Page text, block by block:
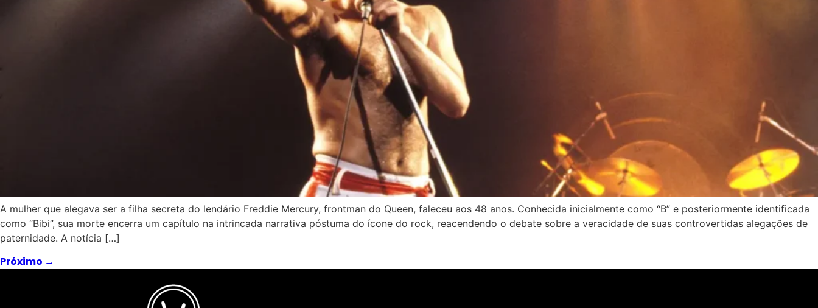
A mulher que alegava ser a filha secreta do lendário Freddie Mercury, frontman do Queen, faleceu aos 48 anos. Conhecida inicialmente como “B” e posteriormente identificada
como “Bibi”, sua morte encerra um capítulo na intrincada narrativa póstuma do ícone do rock, reacendendo o debate sobre a veracidade de suas controvertidas alegações de
paternidade. A notícia […]
Próximo →